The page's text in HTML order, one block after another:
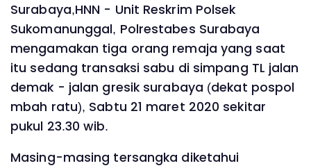
Surabaya,HNN - Unit Reskrim Polsek
Sukomanunggal, Polrestabes Surabaya
mengamakan tiga orang remaja yang saat
itu sedang transaksi sabu di simpang TL jalan
demak - jalan gresik surabaya (dekat pospol
mbah ratu), Sabtu 21 maret 2020 sekitar
pukul 23.30 wib.
Masing-masing tersangka diketahui